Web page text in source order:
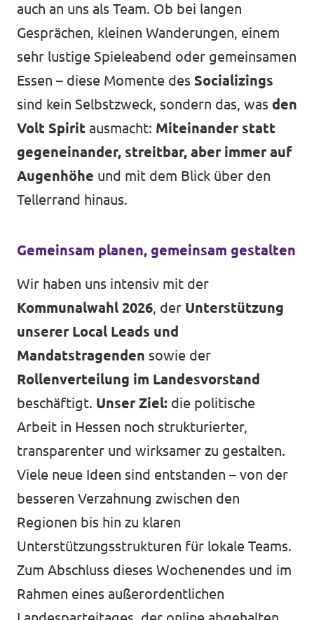
auch an uns als Team. Ob bei langen
Gesprächen, kleinen Wanderungen, einem
sehr lustige Spieleabend oder gemeinsamen
Essen – diese Momente des Socializings
sind kein Selbstzweck, sondern das, was den
Volt Spirit ausmacht: Miteinander statt
gegeneinander, streitbar, aber immer auf
Augenhöhe und mit dem Blick über den
Tellerrand hinaus.
Gemeinsam planen, gemeinsam gestalten
Wir haben uns intensiv mit der
Kommunalwahl 2026, der Unterstützung
unserer Local Leads und
Mandatstragenden sowie der
Rollenverteilung im Landesvorstand
beschäftigt. Unser Ziel: die politische
Arbeit in Hessen noch strukturierter,
transparenter und wirksamer zu gestalten.
Viele neue Ideen sind entstanden – von der
besseren Verzahnung zwischen den
Regionen bis hin zu klaren
Unterstützungsstrukturen für lokale Teams.
Zum Abschluss dieses Wochenendes und im
Rahmen eines außerordentlichen